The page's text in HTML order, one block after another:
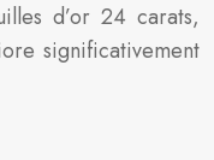
d’or 24 carats,
significativement